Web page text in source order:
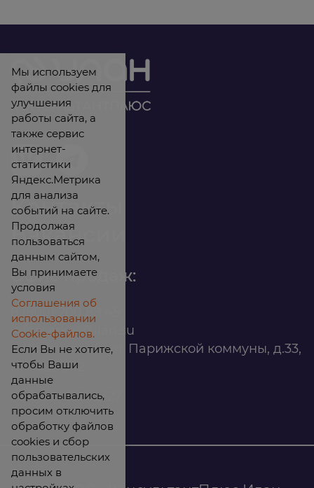
Контакты
Вакансии
Офис продаж:
infomarket@ilan.su
г. Красноярск, ул. Парижской коммуны, д.33,
помещ. 302
ИНН: 2465263327
Мы используем
файлы cookies для
улучшения
работы сайта, а
также сервис
интернет-
статистики
Яндекс.Метрика
для анализа
событий на сайте.
Продолжая
пользоваться
данным сайтом,
Вы принимаете
условия
Соглашения об
использовании
Cookie-файлов.
Если Вы не хотите,
чтобы Ваши
данные
обрабатывались,
просим отключить
обработку файлов
cookies и сбор
пользовательских
данных в